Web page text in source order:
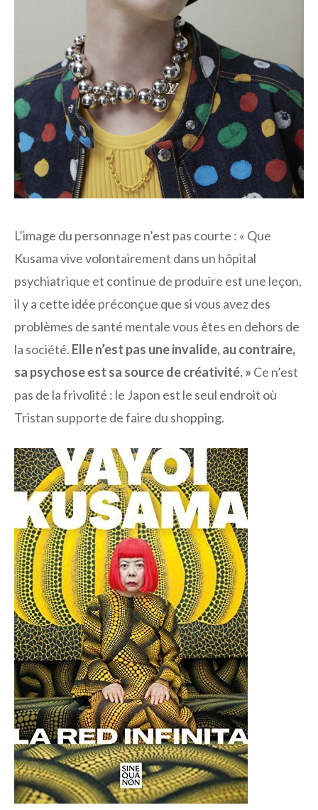
L’image du personnage n’est pas courte : « Que
Kusama vive volontairement dans un hôpital
psychiatrique et continue de produire est une leçon,
il y a cette idée préconçue que si vous avez des
problèmes de santé mentale vous êtes en dehors de
la société. Elle n’est pas une invalide, au contraire,
sa psychose est sa source de créativité. » Ce n’est
pas de la frivolité : le Japon est le seul endroit où
Tristan supporte de faire du shopping.